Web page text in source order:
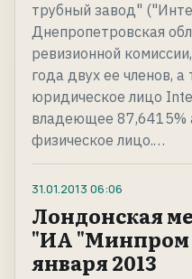
трубный завод"
Днепропетровская
ревизионной
года двух ее членов,
юридическое лицо
владеющее 87,6415%
физическое лицо.…
31.01.2013 06:06
Лондонская
"ИА "Минпром
января 2013